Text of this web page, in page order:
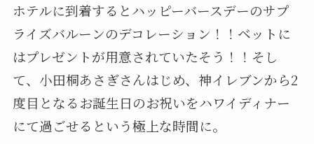
ホテルに到着するとハッピーバースデーのサプ
ライズバルーンのデコレーション！！ベットに
はプレゼントが用意されていたそう！！そし
て、小田桐あさぎさんはじめ、神イレブンから2
度目となるお誕生日のお祝いをハワイディナー
にて過ごせるという極上な時間に。